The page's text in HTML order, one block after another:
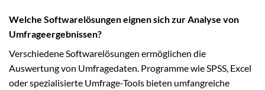
Welche Softwarelösungen eignen sich zur Analyse von
Umfrageergebnissen?
Verschiedene Softwarelösungen ermöglichen die
Auswertung von Umfragedaten. Programme wie SPSS, Excel
oder spezialisierte Umfrage-Tools bieten umfangreiche